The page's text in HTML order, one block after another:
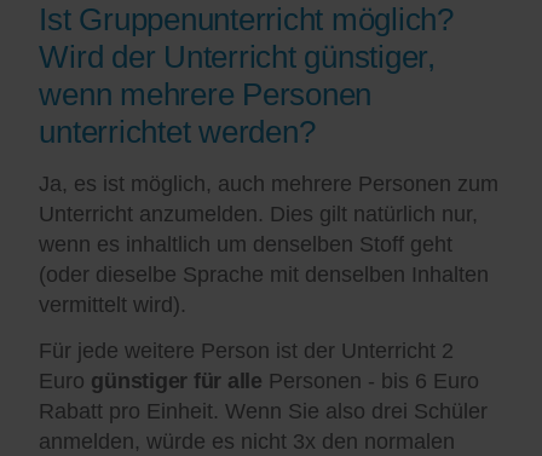
Ist Gruppenunterricht möglich?
Wird der Unterricht günstiger,
wenn mehrere Personen
unterrichtet werden?
Ja, es ist möglich, auch mehrere Personen zum
Unterricht anzumelden. Dies gilt natürlich nur,
wenn es inhaltlich um denselben Stoff geht
(oder dieselbe Sprache mit denselben Inhalten
vermittelt wird).
Für jede weitere Person ist der Unterricht 2
Euro günstiger für alle Personen - bis 6 Euro
Rabatt pro Einheit. Wenn Sie also drei Schüler
anmelden, würde es nicht 3x den normalen